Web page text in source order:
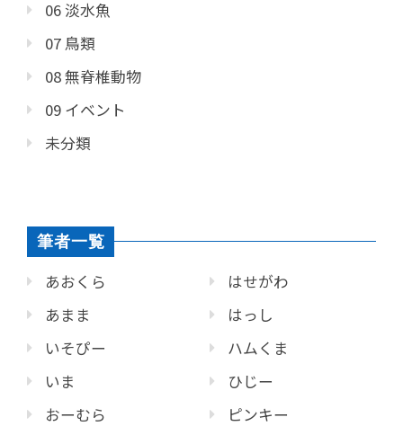
06 淡水魚
07 鳥類
08 無脊椎動物
09 イベント
未分類
筆者一覧
あおくら
あまま
いそぴー
いま
おーむら
はせがわ
はっし
ハムくま
ひじー
ピンキー